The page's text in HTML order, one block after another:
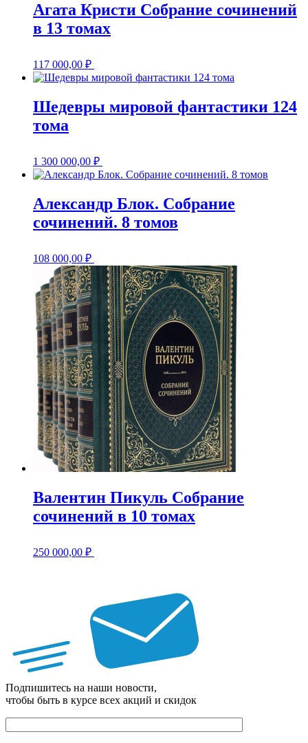
Агата Кристи Собрание сочинений
в 13 томах
117 000,00 ₽
Шедевры мировой фантастики 124
тома
1 300 000,00 ₽
Александр Блок. Собрание
сочинений. 8 томов
108 000,00 ₽
Валентин Пикуль Собрание
сочинений в 10 томах
250 000,00 ₽
Подпишитесь на наши новости,
чтобы быть в курсе всех акций и скидок